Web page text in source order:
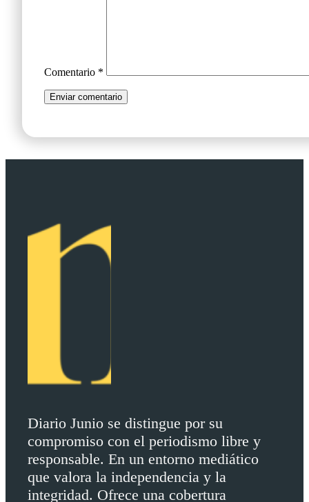
Comentario *
Diario Junio se distingue por su
compromiso con el periodismo libre y
responsable. En un entorno mediático
que valora la independencia y la
integridad. Ofrece una cobertura